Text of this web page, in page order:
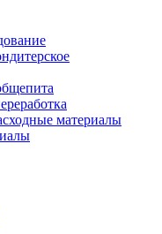
материалы